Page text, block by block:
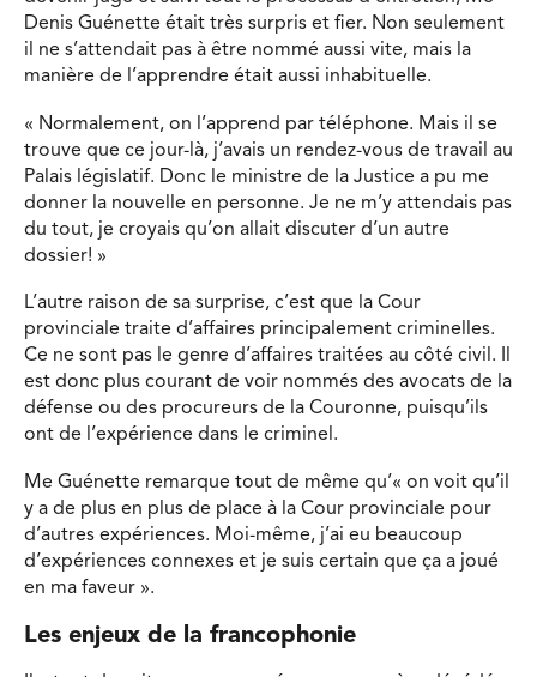
Denis Guénette était très surpris et fier. Non seulement
il ne s’attendait pas à être nommé aussi vite, mais la
manière de l’apprendre était aussi inhabituelle.
« Normalement, on l’apprend par téléphone. Mais il se
trouve que ce jour-là, j’avais un rendez-vous de travail au
Palais législatif. Donc le ministre de la Justice a pu me
donner la nouvelle en personne. Je ne m’y attendais pas
du tout, je croyais qu’on allait discuter d’un autre
dossier! »
L’autre raison de sa surprise, c’est que la Cour
provinciale traite d’affaires principalement criminelles.
Ce ne sont pas le genre d’affaires traitées au côté civil. Il
est donc plus courant de voir nommés des avocats de la
défense ou des procureurs de la Couronne, puisqu’ils
ont de l’expérience dans le criminel.
Me Guénette remarque tout de même qu’« on voit qu’il
y a de plus en plus de place à la Cour provinciale pour
d’autres expériences. Moi-même, j’ai eu beaucoup
d’expériences connexes et je suis certain que ça a joué
en ma faveur ».
Les enjeux de la francophonie